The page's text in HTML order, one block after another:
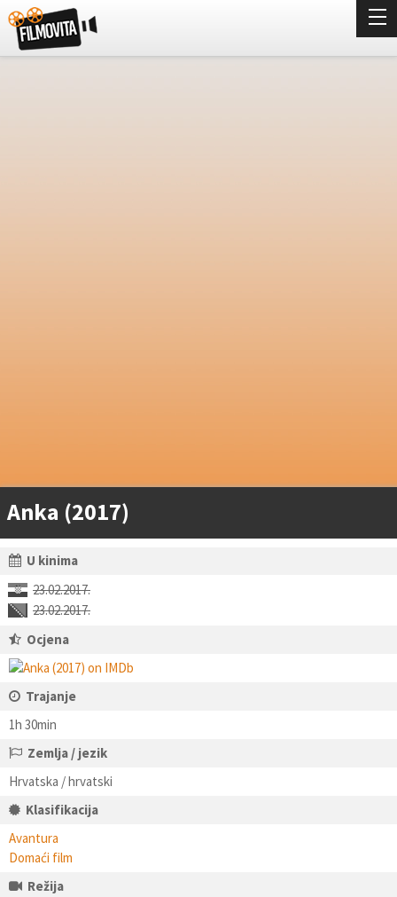
Anka (2017)
U kinima
23.02.2017.
23.02.2017.
Ocjena
Trajanje
1h 30min
Zemlja / jezik
Hrvatska / hrvatski
Klasifikacija
Avantura
Domaći film
Režija